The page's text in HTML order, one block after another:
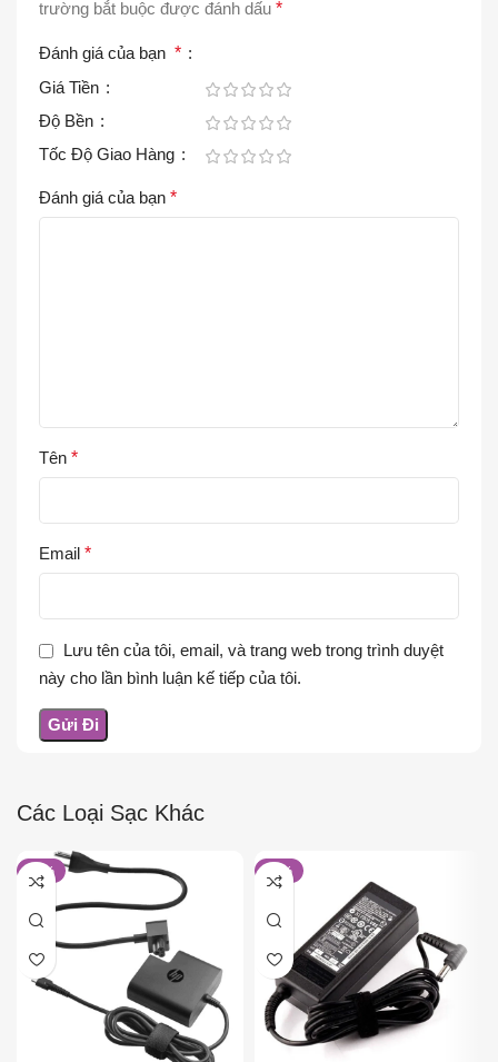
trường bắt buộc được đánh dấu *
Đánh giá của bạn *
Giá Tiền
Độ Bền
Tốc Độ Giao Hàng
Đánh giá của bạn *
Tên *
Email *
Lưu tên của tôi, email, và trang web trong trình duyệt
này cho lần bình luận kế tiếp của tôi.
Các Loại Sạc Khác
-16% -17%